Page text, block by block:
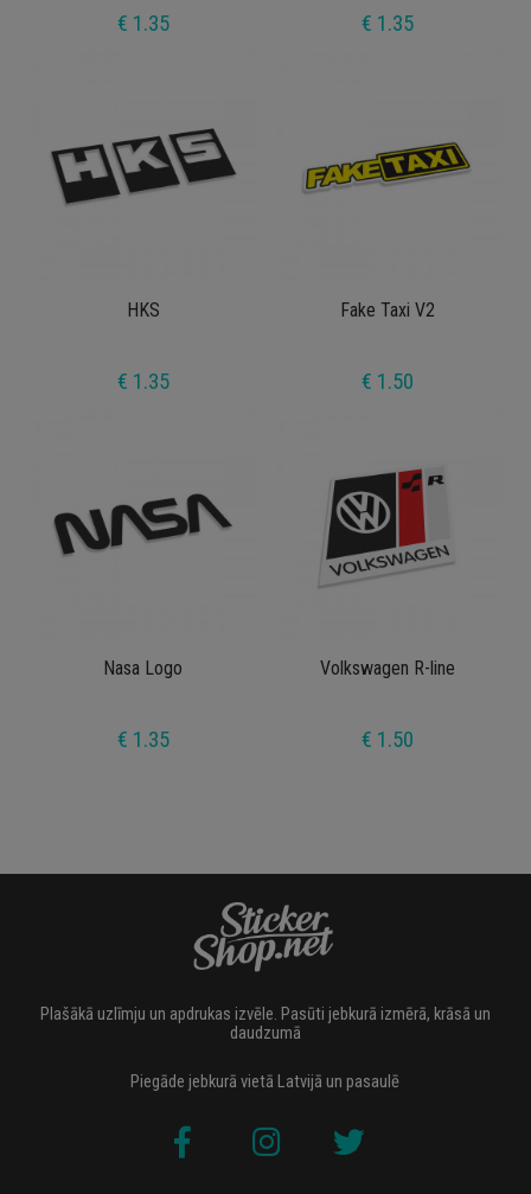
€ 1.35 € 1.35
HKS
€ 1.35
Fake Taxi V2
€ 1.50
Nasa Logo
€ 1.35
Volkswagen R-line
€ 1.50
Plašākā uzlīmju un apdrukas izvēle. Pasūti jebkurā izmērā, krāsā un
daudzumā
Piegāde jebkurā vietā Latvijā un pasaulē